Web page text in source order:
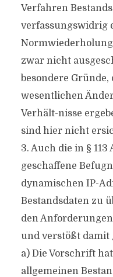
Verfahren
verfassungswidrig
zwar nicht
besondere
wesentlichen
Verhält-nisse
sind hier nicht
3. Auch die in § 113
geschaffene
dynamischen IP-
Bestandsdaten zu
den
und verstößt damit
a) Die Vorschrift
allgemeinen